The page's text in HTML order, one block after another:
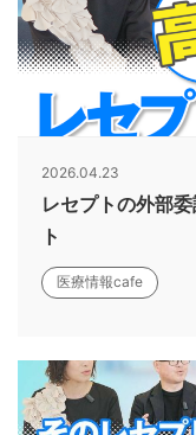
2026.04.23
レセプトの外部
ト
医療情報cafe